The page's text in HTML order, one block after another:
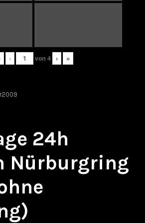
‹ von 4 › »
24h
Nürburgring